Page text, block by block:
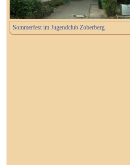
Sommerfest im Jugendclub Zoberberg